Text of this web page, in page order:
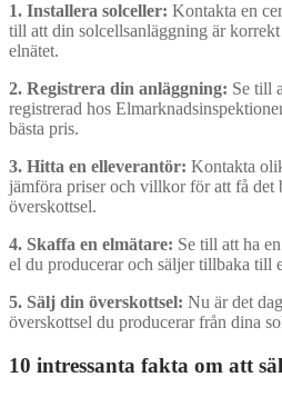
1. Installera solceller: Kontakta en
till att din solcellsanläggning är
elnätet.
2. Registrera din anläggning: Se till
registrerad hos
bästa pris.
3. Hitta en elleverantör: Kontakta
jämföra priser och villkor för att få det
överskottsel.
4. Skaffa en elmätare: Se till att ha
el du producerar och säljer tillbaka till
5. Sälj din överskottsel: Nu är det
överskottsel du producerar från dina
10 intressanta fakta om att